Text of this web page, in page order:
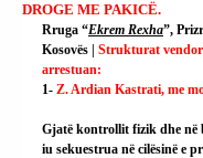
DROGE ME PAKICË.
Rruga “Ekrem Rexha”,
Kosovës | Strukturat
arrestuan:
1- Z. Ardian Kastrati, me
Gjatë kontrollit fizik dhe në
iu sekuestrua në cilësinë e